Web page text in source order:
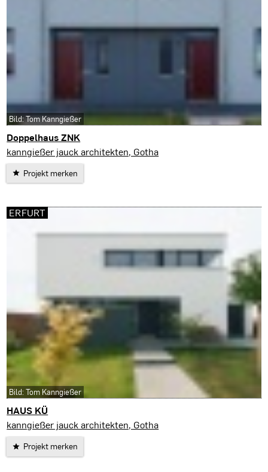
Doppelhaus ZNK
Erfurt
kanngießer jauck architekten, Gotha
Projekt merken
Bild: Tom Kanngießer
HAUS KÜ
Erfurt
kanngießer jauck architekten, Gotha
Projekt merken
ERFURT
Bild: Tom Kanngießer